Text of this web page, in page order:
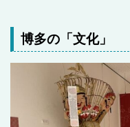
博多の「文化」